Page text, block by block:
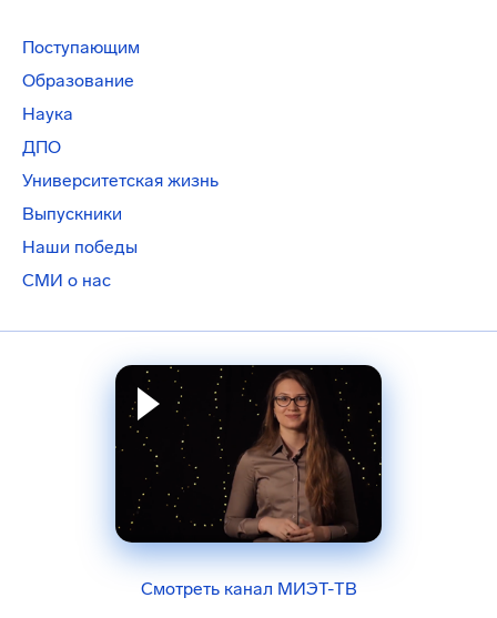
Поступающим
Образование
Наука
ДПО
Университетская жизнь
Выпускники
Наши победы
СМИ о нас
Смотреть канал МИЭТ-ТВ